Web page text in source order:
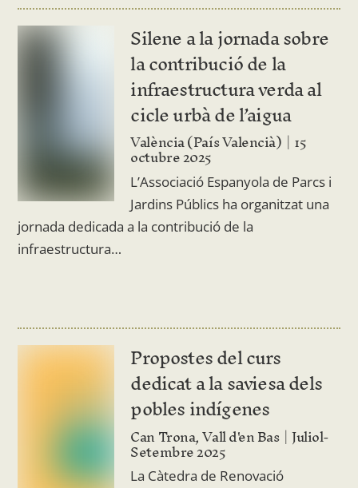
Silene a la jornada sobre
la contribució de la
infraestructura verda al
cicle urbà de l’aigua
València (País Valencià) 15
octubre 2025
L’Associació Espanyola de Parcs i
Jardins Públics ha organitzat una
jornada dedicada a la contribució de la
infraestructura…
Propostes del curs
dedicat a la saviesa dels
pobles indígenes
Can Trona, Vall d'en Bas Juliol-
Setembre 2025
La Càtedra de Renovació